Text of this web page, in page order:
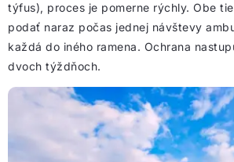
týfus), proces je pomerne rýchly. Obe
podať naraz počas jednej návštevy
každá do iného ramena. Ochrana
dvoch týždňoch.